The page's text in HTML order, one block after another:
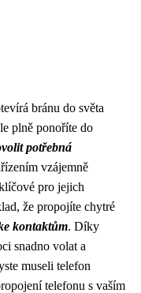
bránu do světa
plně ponoříte do
potřebná
vzájemně
pro jejich
že propojíte chytré
kontaktům. Díky
snadno volat a
museli telefon
telefonu s vaším